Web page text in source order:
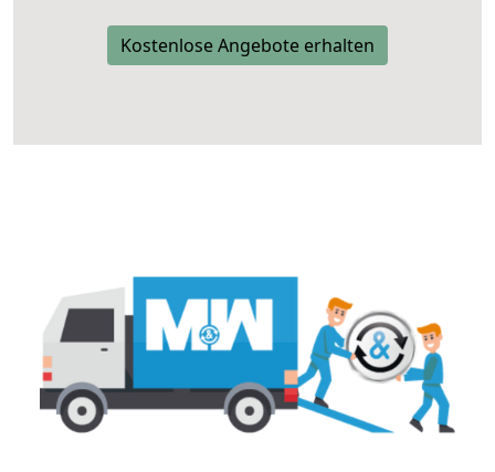
Kostenlose Angebote erhalten